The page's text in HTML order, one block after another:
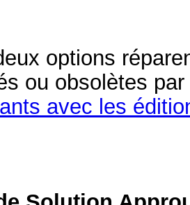
options
ou obsolètes par
avec les